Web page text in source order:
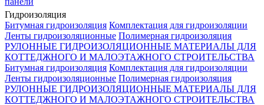
Гидроизоляция
Битумная гидроизоляция Комплектация для гидроизоляции
Ленты гидроизоляционные Полимерная гидроизоляция
РУЛОННЫЕ ГИДРОИЗОЛЯЦИОННЫЕ МАТЕРИАЛЫ ДЛЯ
КОТТЕДЖНОГО И МАЛОЭТАЖНОГО СТРОИТЕЛЬСТВА
Битумная гидроизоляция Комплектация для гидроизоляции
Ленты гидроизоляционные Полимерная гидроизоляция
РУЛОННЫЕ ГИДРОИЗОЛЯЦИОННЫЕ МАТЕРИАЛЫ ДЛЯ
КОТТЕДЖНОГО И МАЛОЭТАЖНОГО СТРОИТЕЛЬСТВА